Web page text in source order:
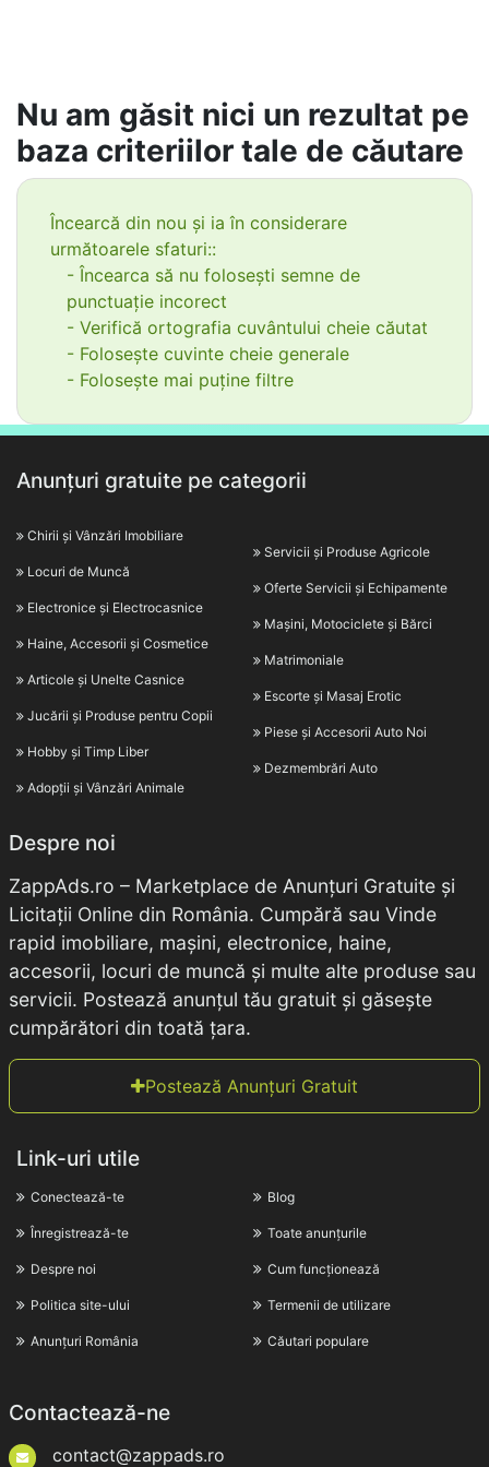
Nu am găsit nici un rezultat pe
baza criteriilor tale de căutare
Încearcă din nou și ia în considerare
următoarele sfaturi::
- Încearca să nu folosești semne de
punctuație incorect
- Verifică ortografia cuvântului cheie căutat
- Folosește cuvinte cheie generale
- Folosește mai puține filtre
Anunțuri gratuite pe categorii
Chirii și Vânzări Imobiliare
Locuri de Muncă
Electronice și Electrocasnice
Haine, Accesorii și Cosmetice
Articole și Unelte Casnice
Jucării și Produse pentru Copii
Hobby și Timp Liber
Adopții și Vânzări Animale
Servicii și Produse Agricole
Oferte Servicii și Echipamente
Mașini, Motociclete și Bărci
Matrimoniale
Escorte și Masaj Erotic
Piese și Accesorii Auto Noi
Dezmembrări Auto
Despre noi
ZappAds.ro – Marketplace de Anunțuri Gratuite și
Licitații Online din România. Cumpără sau Vinde
rapid imobiliare, mașini, electronice, haine,
accesorii, locuri de muncă și multe alte produse sau
servicii. Postează anunțul tău gratuit și găsește
cumpărători din toată țara.
Postează Anunțuri Gratuit
Link-uri utile
Conectează-te
Înregistrează-te
Despre noi
Politica site-ului
Anunțuri România
Blog
Toate anunțurile
Cum funcționează
Termenii de utilizare
Căutari populare
Contactează-ne
contact@zappads.ro